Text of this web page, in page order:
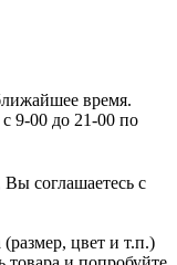
время.
9-00 до 21-00 по
соглашаетесь с
цвет и т.п.)